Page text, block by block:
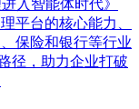
入智能体时代》
平台的核心能力、
保险和银行等行业
径，助力企业打破